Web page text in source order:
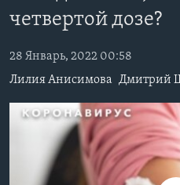
ДЕТАЛИ
НЬЮ-ЙОРК NEW YORK
АМЕРИКА. БОЛЬШОЕ
АМЕРИКАНСКИЕ ГОРОДКИ
ТЕСТЫ
УЧИМ АНГЛИЙСКИЙ
ВИДЕО
ПОДПИСКА НА НОВОСТИ
Learning English
СОЦИАЛЬНЫЕ СЕТИ
четвертой дозе?
28 Январь, 2022 00:58
Лилия Анисимова Дмитрий